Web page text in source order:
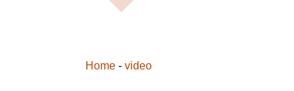
Home - video